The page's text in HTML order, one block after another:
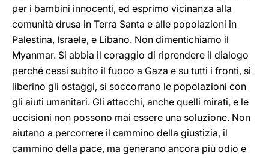
per i bambini innocenti, ed esprimo vicinanza alla
comunità drusa in Terra Santa e alle popolazioni in
Palestina, Israele, e Libano. Non dimentichiamo il
Myanmar. Si abbia il coraggio di riprendere il dialogo
perché cessi subito il fuoco a Gaza e su tutti i fronti, si
liberino gli ostaggi, si soccorrano le popolazioni con
gli aiuti umanitari. Gli attacchi, anche quelli mirati, e le
uccisioni non possono mai essere una soluzione. Non
aiutano a percorrere il cammino della giustizia, il
cammino della pace, ma generano ancora più odio e